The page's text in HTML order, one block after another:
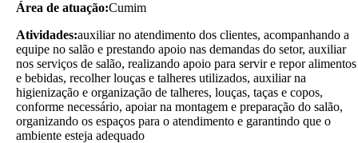
Área de atuação:Cumim
Atividades:auxiliar no atendimento dos clientes, acompanhando a
equipe no salão e prestando apoio nas demandas do setor, auxiliar
nos serviços de salão, realizando apoio para servir e repor alimentos
e bebidas, recolher louças e talheres utilizados, auxiliar na
higienização e organização de talheres, louças, taças e copos,
conforme necessário, apoiar na montagem e preparação do salão,
organizando os espaços para o atendimento e garantindo que o
ambiente esteja adequado